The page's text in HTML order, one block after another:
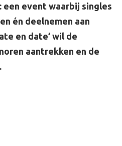
een event waarbij singles
én deelnemen aan
en date’ wil de
aantrekken en de